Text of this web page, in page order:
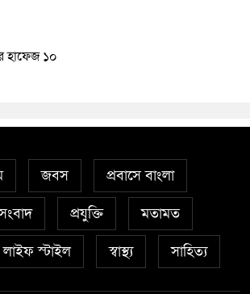
হাফেজ ১০
জবস প্রবাসে বাংলা
প্রযুক্তি মতামত
লাইফ স্টাইল স্বাস্থ্য সাহিত্য